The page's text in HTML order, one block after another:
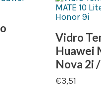
Vidro
Huawei
Nova 2i
€3,51